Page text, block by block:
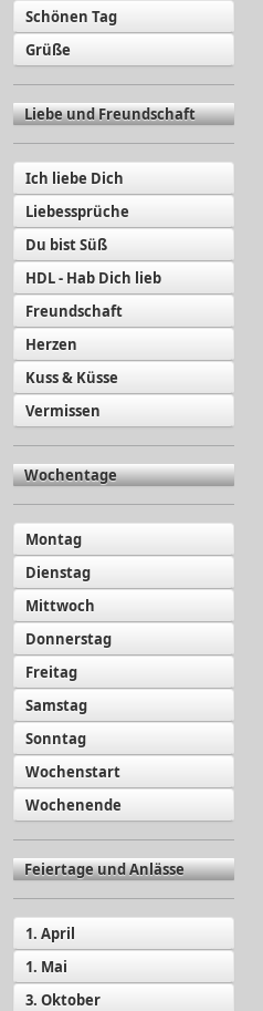
Schönen Tag
Grüße
Liebe und Freundschaft
Ich liebe Dich
Liebessprüche
Du bist Süß
HDL - Hab Dich lieb
Freundschaft
Herzen
Kuss & Küsse
Vermissen
Wochentage
Montag
Dienstag
Mittwoch
Donnerstag
Freitag
Samstag
Sonntag
Wochenstart
Wochenende
Feiertage und Anlässe
1. April
1. Mai
3. Oktober